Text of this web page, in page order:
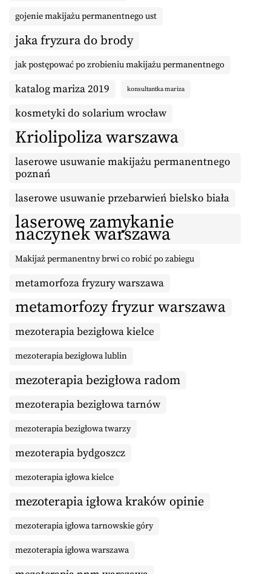
gojenie makijażu permanentnego ust
jaka fryzura do brody
jak postępować po zrobieniu makijażu permanentnego
katalog mariza 2019 konsultantka mariza
kosmetyki do solarium wrocław
Kriolipoliza warszawa
laserowe usuwanie makijażu permanentnego
poznań
laserowe usuwanie przebarwień bielsko biała
laserowe zamykanie
naczynek warszawa
Makijaż permanentny brwi co robić po zabiegu
metamorfoza fryzury warszawa
metamorfozy fryzur warszawa
mezoterapia bezigłowa kielce
mezoterapia bezigłowa lublin
mezoterapia bezigłowa radom
mezoterapia bezigłowa tarnów
mezoterapia bezigłowa twarzy
mezoterapia bydgoszcz
mezoterapia igłowa kielce
mezoterapia igłowa kraków opinie
mezoterapia igłowa tarnowskie góry
mezoterapia igłowa warszawa